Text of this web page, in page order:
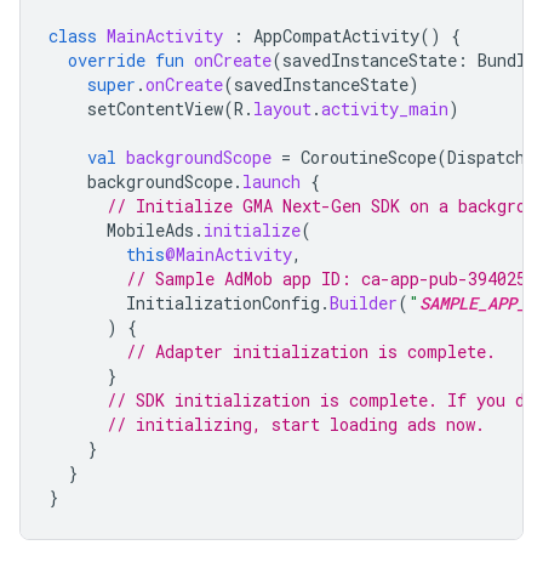
class MainActivity : AppCompatActivity()
{
override fun onCreate(savedInstanceState :
super .onCreate(savedInstanceState)
setContentView(R . layout.activity_main)
val backgroundScope = CoroutineScope(
backgroundScope. launch {
// Initialize GMA Next-Gen SDK on a
MobileAds . initialize(
this@MainActivity,
// Sample AdMob app ID: ca-app-pub-
InitializationConfig .Builder( "
)
{
// Adapter initialization is complete.
}
// SDK initialization is complete. If you
// initializing, start loading ads now.
}
}
}